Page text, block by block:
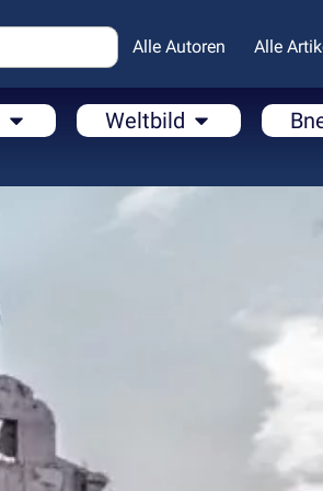
Alle Autoren Alle
Weltbild